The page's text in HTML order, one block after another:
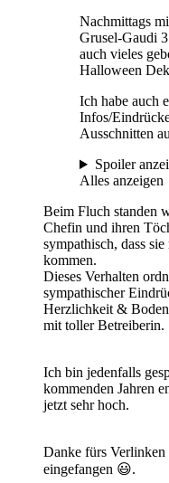
Nachmittags
Grusel-Gaudi
auch vieles
Halloween
Ich habe auch
Infos/
Ausschnitten
Spoiler
Alles anzeigen
Beim Fluch standen
Chefin und ihren
sympathisch, dass
kommen.
Dieses Verhalten
sympathischer
Herzlichkeit &
mit toller Betreiberin.
Ich bin jedenfalls
kommenden Jahren
jetzt sehr hoch.
Danke fürs
eingefangen 😃.